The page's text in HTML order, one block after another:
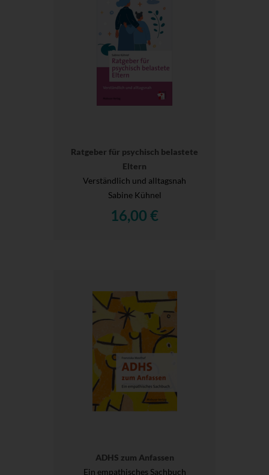
Ratgeber für psychisch belastete
Eltern
Verständlich und alltagsnah
Sabine Kühnel
16,00 €
ADHS zum Anfassen
Ein empathisches Sachbuch